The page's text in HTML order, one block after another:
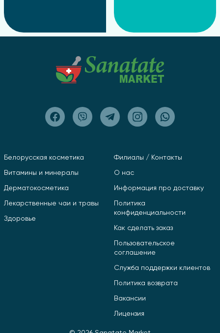
Белорусская косметика
Витамины и минералы
Дерматокосметика
Лекарственные чаи и травы
Здоровье
Филиалы / Контакты
О нас
Информация про доставку
Политика
конфиденциальности
Как сделать заказ
Пользовательское
соглашение
Служба поддержки клиентов
Политика возврата
Вакансии
Лицензия